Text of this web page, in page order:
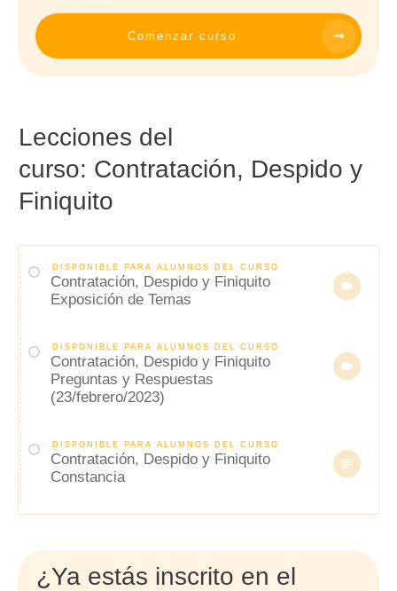
Comenzar curso
Lecciones del
curso: Contratación, Despido y
Finiquito
DISPONIBLE PARA ALUMNOS DEL CURSO
Contratación, Despido y Finiquito
Exposición de Temas
DISPONIBLE PARA ALUMNOS DEL CURSO
Contratación, Despido y Finiquito
Preguntas y Respuestas
(23/febrero/2023)
DISPONIBLE PARA ALUMNOS DEL CURSO
Contratación, Despido y Finiquito
Constancia
¿Ya estás inscrito en el